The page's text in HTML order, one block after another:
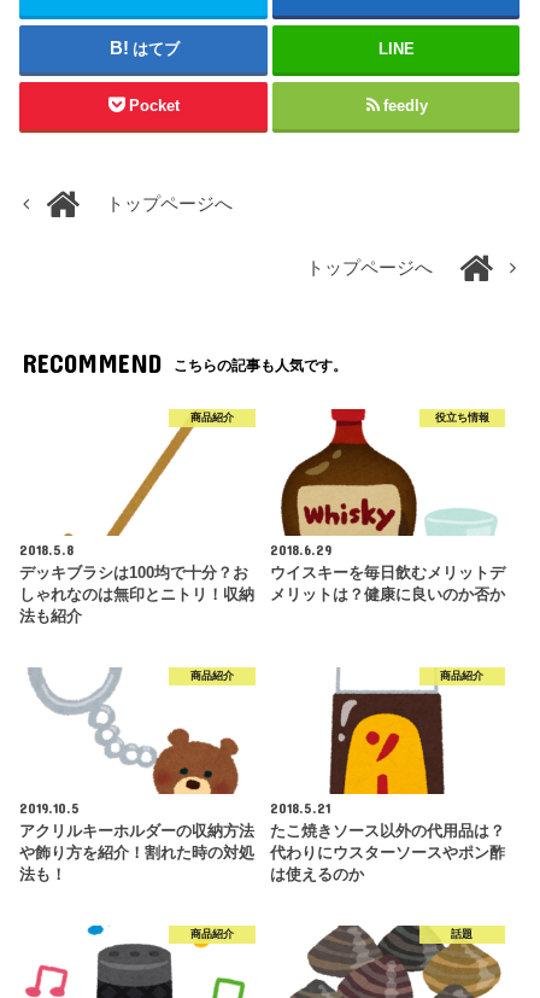
はてブ LINE
Pocket feedly
トップページへ
トップページへ
RECOMMEND こちらの記事も人気です。
商品紹介
2018.5.8
デッキブラシは100均で十分？お
しゃれなのは無印とニトリ！収納
法も紹介
役立ち情報
2018.6.29
ウイスキーを毎日飲むメリットデ
メリットは？健康に良いのか否か
商品紹介
2019.10.5
アクリルキーホルダーの収納方法
や飾り方を紹介！割れた時の対処
法も！
商品紹介
2018.5.21
たこ焼きソース以外の代用品は？
代わりにウスターソースやポン酢
は使えるのか
商品紹介 話題